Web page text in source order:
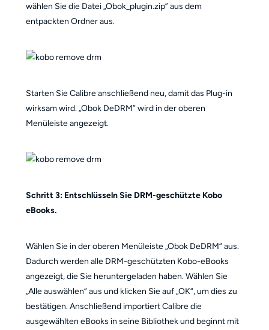
wählen Sie die Datei „Obok_plugin.zip” aus dem
entpackten Ordner aus.
Starten Sie Calibre anschließend neu, damit das Plug-in
wirksam wird. „Obok DeDRM” wird in der oberen
Menüleiste angezeigt.
Schritt 3: Entschlüsseln Sie DRM-geschützte Kobo
eBooks.
Wählen Sie in der oberen Menüleiste „Obok DeDRM“ aus.
Dadurch werden alle DRM-geschützten Kobo-eBooks
angezeigt, die Sie heruntergeladen haben. Wählen Sie
„Alle auswählen“ aus und klicken Sie auf „OK“, um dies zu
bestätigen. Anschließend importiert Calibre die
ausgewählten eBooks in seine Bibliothek und beginnt mit